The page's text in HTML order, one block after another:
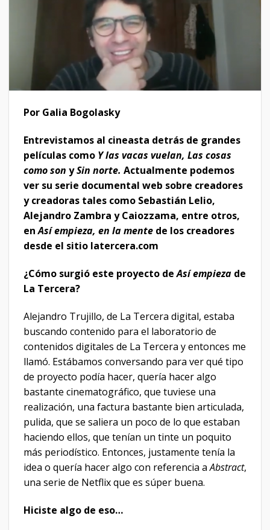
Por Galia Bogolasky
Entrevistamos al cineasta detrás de grandes
películas como Y las vacas vuelan, Las cosas
como son ySin norte. Actualmente podemos
ver su serie documental web sobre creadores
y creadoras tales como Sebastián Lelio,
Alejandro Zambra y Caiozzama, entre otros,
enAsí empieza, en la mente de los creadores
desde el sitio latercera.com
¿Cómo surgió este proyecto deAsí empieza de
La Tercera?
Alejandro Trujillo, de La Tercera digital, estaba
buscando contenido para el laboratorio de
contenidos digitales de La Tercera y entonces me
llamó. Estábamos conversando para ver qué tipo
de proyecto podía hacer, quería hacer algo
bastante cinematográfico, que tuviese una
realización, una factura bastante bien articulada,
pulida, que se saliera un poco de lo que estaban
haciendo ellos, que tenían un tinte un poquito
más periodístico. Entonces, justamente tenía la
idea o quería hacer algo con referencia aAbstract,
una serie de Netflix que es súper buena.
Hiciste algo de eso…